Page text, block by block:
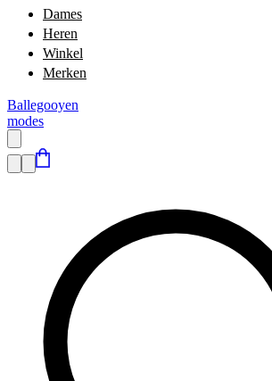
Dames
Heren
Winkel
Merken
Ballegooyen
modes